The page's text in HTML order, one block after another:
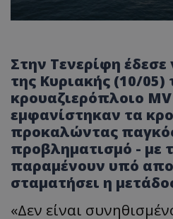
Στην Τενερίφη
της Κυριακής (10/05)
κρουαζιερόπλοιο
εμφανίστηκαν τα
προκαλώντας
προβληματισμό - με
παραμένουν υπό
σταματήσει η
«Δεν είναι